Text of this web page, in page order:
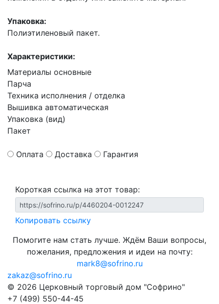
Упаковка:
Полиэтиленовый пакет.
Характеристики:
Материалы основные
Парча
Техника исполнения / отделка
Вышивка автоматическая
Упаковка (вид)
Пакет
Оплата Доставка Гарантия
Короткая ссылка на этот товар:
Копировать ссылку
Помогите нам стать лучше. Ждём Ваши вопросы,
пожелания, предложения и идеи на почту:
mark8@sofrino.ru
zakaz@sofrino.ru
© 2026 Церковный торговый дом "Софрино"
+7 (499) 550-44-45